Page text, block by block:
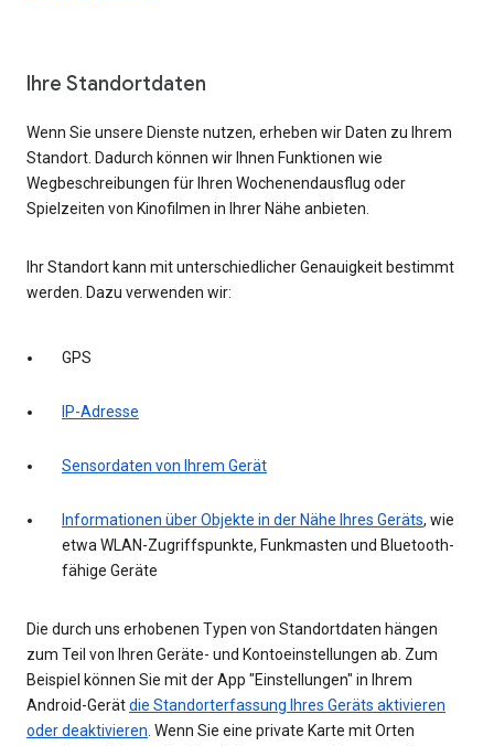
Ihre Standortdaten
Wenn Sie unsere Dienste nutzen, erheben wir Daten zu Ihrem
Standort. Dadurch können wir Ihnen Funktionen wie
Wegbeschreibungen für Ihren Wochenendausflug oder
Spielzeiten von Kinofilmen in Ihrer Nähe anbieten.
Ihr Standort kann mit unterschiedlicher Genauigkeit bestimmt
werden. Dazu verwenden wir:
GPS
IP-Adresse
Sensordaten von Ihrem Gerät
Informationen über Objekte in der Nähe Ihres Geräts, wie
etwa WLAN-Zugriffspunkte, Funkmasten und Bluetooth-
fähige Geräte
Die durch uns erhobenen Typen von Standortdaten hängen
zum Teil von Ihren Geräte- und Kontoeinstellungen ab. Zum
Beispiel können Sie mit der App "Einstellungen" in Ihrem
Android-Gerätdie Standorterfassung Ihres Geräts aktivieren
oder deaktivieren. Wenn Sie eine private Karte mit Orten